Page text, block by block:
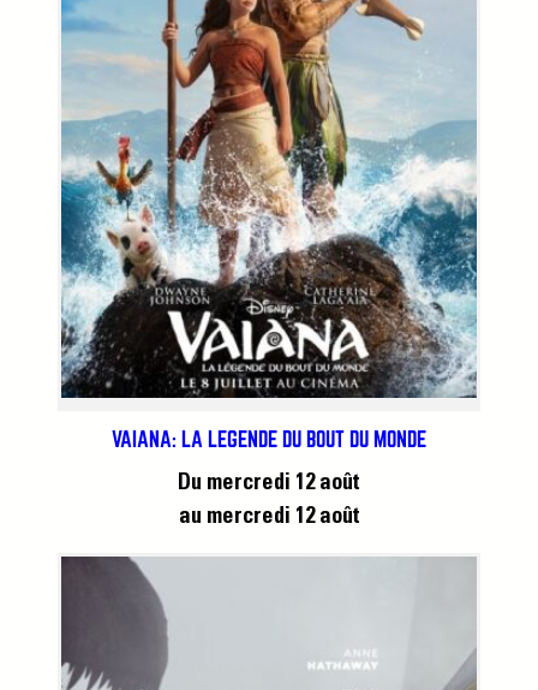
VAIANA: LA LÉGENDE DU BOUT DU MONDE
Du mercredi 12 août
au mercredi 12 août